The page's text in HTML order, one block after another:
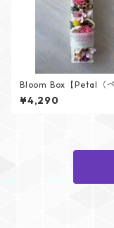
Bloom Box【Petal（
ル）】メッセージカー
られます✨
¥4,290